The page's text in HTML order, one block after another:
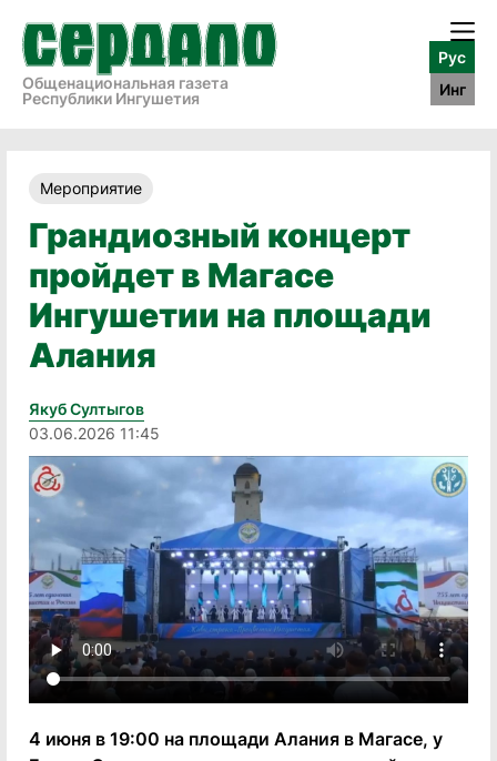
Общенациональная газета
Республики Ингушетия
Рус
Инг
Мероприятие
Грандиозный концерт
пройдет в Магасе
Ингушетии на площади
Алания
Якуб Султыгов
03.06.2026 11:45
4 июня в 19:00 на площади Алания в Магасе, у